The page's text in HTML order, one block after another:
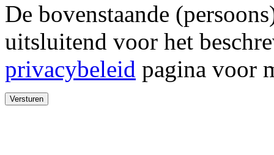
De bovenstaande
uitsluitend voor het
privacybeleid pagina voor
Versturen